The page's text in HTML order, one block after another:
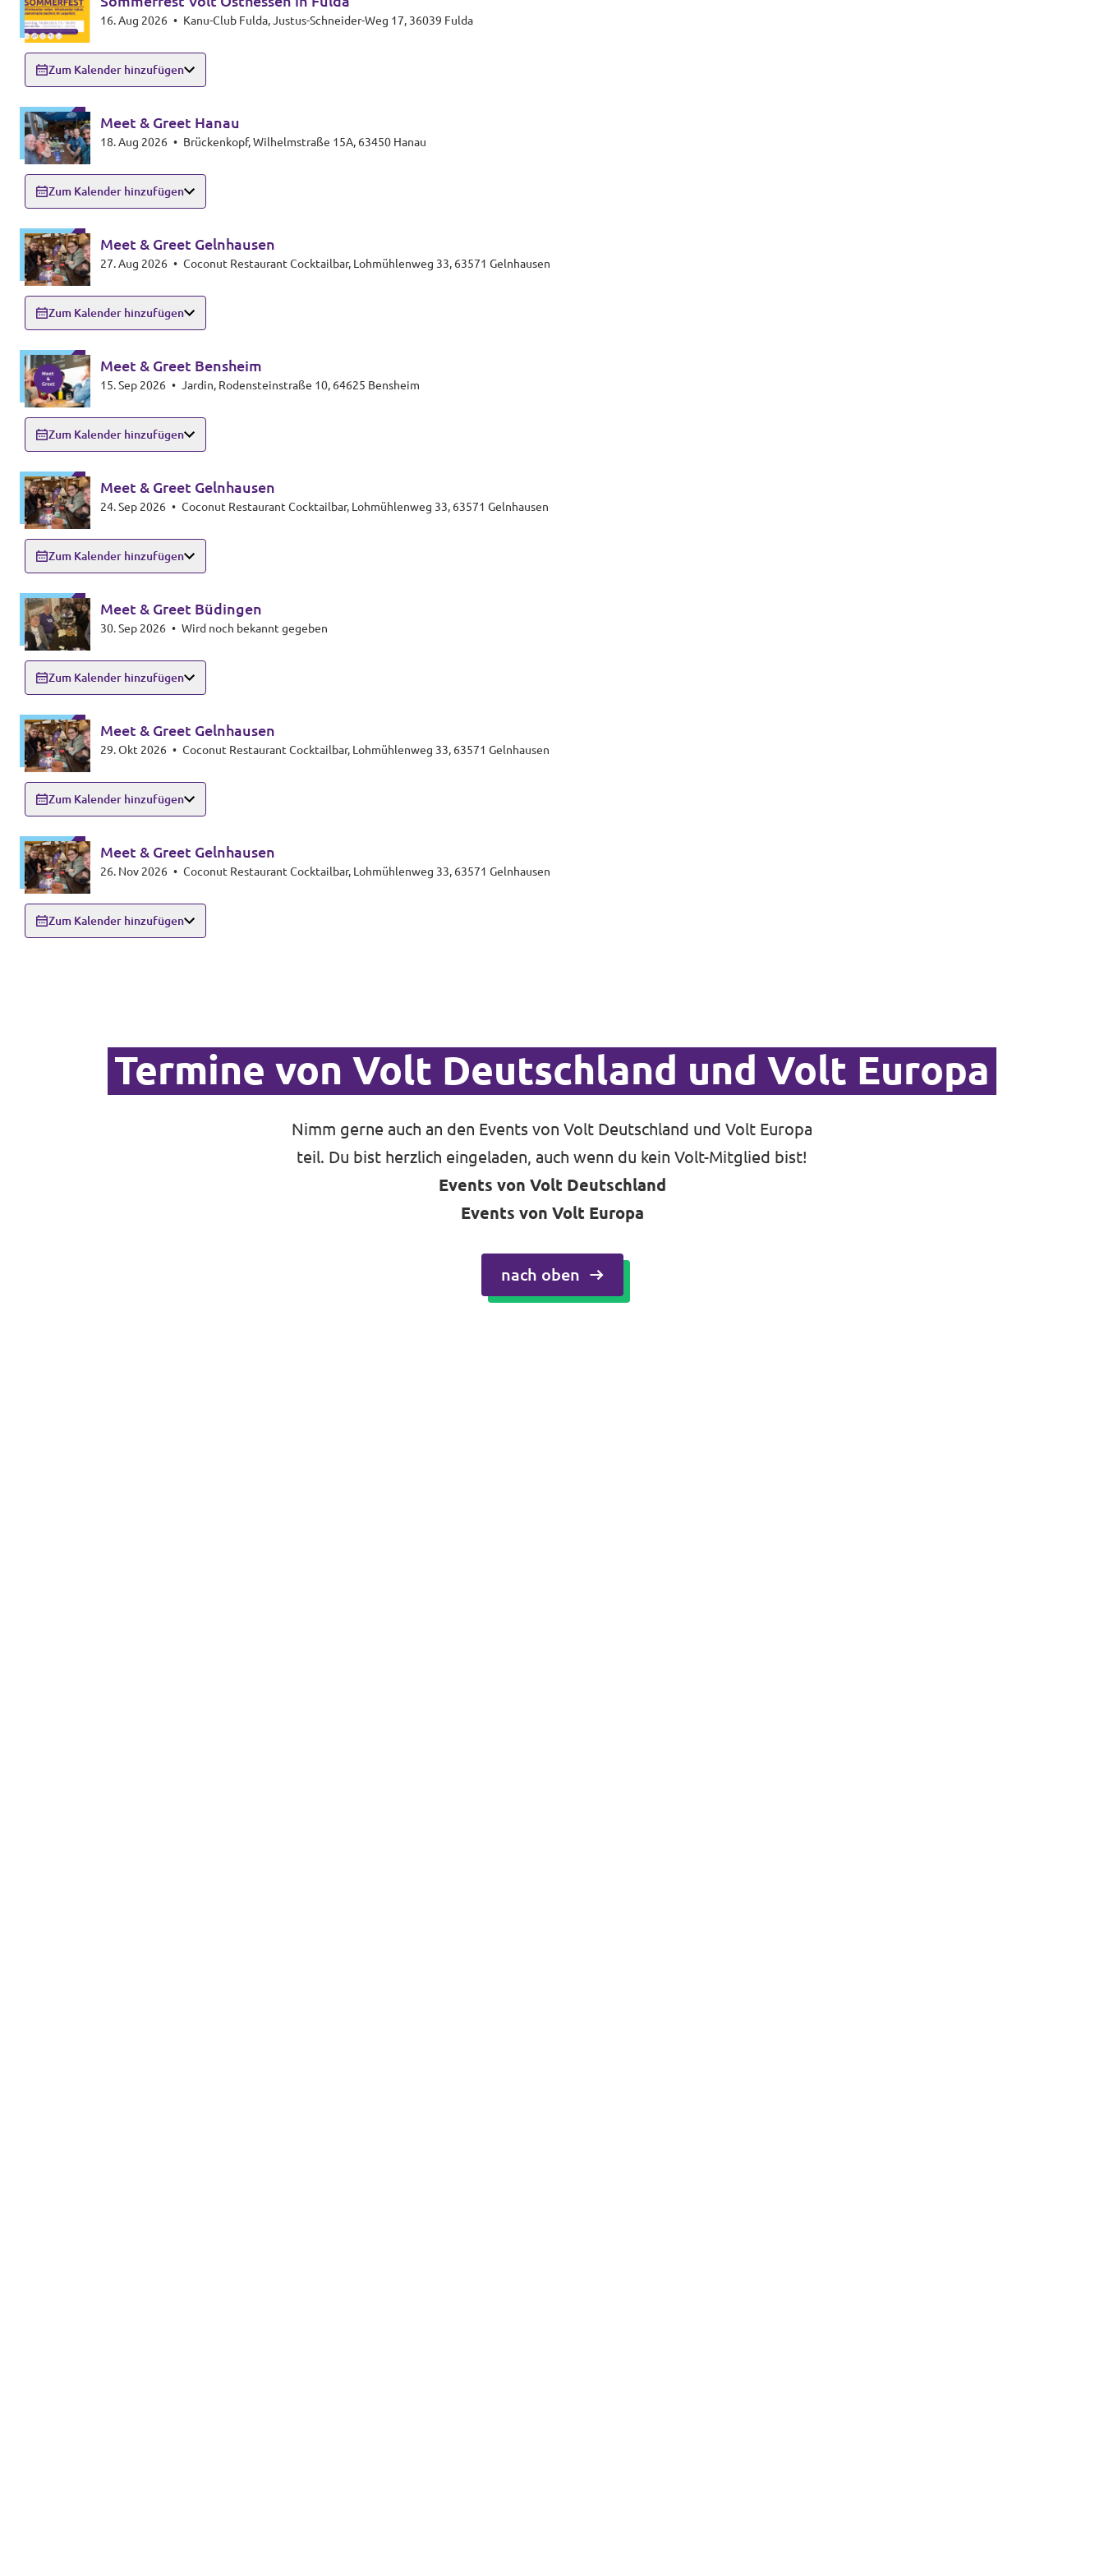
Volt Deutschland Merchandise Shop
Unsere Events
Kommunalwahl 2026
Mache bei uns mit!
Deine Spende für Volt!
Leichte Sprache
Jobs bei Volt Hessen
Volt vor Ort in Hessen
Transparenz
Datenschutz
Impressum
Kontakt
16. Aug 2026 • Kanu-Club Fulda, Justus-Schneider-Weg 17, 36039 Fulda
Zum Kalender hinzufügen
Meet & Greet Hanau
18. Aug 2026 • Brückenkopf, Wilhelmstraße 15A, 63450 Hanau
Zum Kalender hinzufügen
Meet & Greet Gelnhausen
27. Aug 2026 • Coconut Restaurant Cocktailbar, Lohmühlenweg 33, 63571 Gelnhausen
Zum Kalender hinzufügen
Meet & Greet Bensheim
15. Sep 2026 • Jardin, Rodensteinstraße 10, 64625 Bensheim
Zum Kalender hinzufügen
Meet & Greet Gelnhausen
24. Sep 2026 • Coconut Restaurant Cocktailbar, Lohmühlenweg 33, 63571 Gelnhausen
Zum Kalender hinzufügen
Meet & Greet Büdingen
30. Sep 2026 • Wird noch bekannt gegeben
Zum Kalender hinzufügen
Meet & Greet Gelnhausen
29. Okt 2026 • Coconut Restaurant Cocktailbar, Lohmühlenweg 33, 63571 Gelnhausen
Zum Kalender hinzufügen
Meet & Greet Gelnhausen
26. Nov 2026 • Coconut Restaurant Cocktailbar, Lohmühlenweg 33, 63571 Gelnhausen
Zum Kalender hinzufügen
Termine von Volt Deutschland und Volt Europa
Nimm gerne auch an den Events von Volt Deutschland und Volt Europa
teil. Du bist herzlich eingeladen, auch wenn du kein Volt-Mitglied bist!
Events von Volt Deutschland
Events von Volt Europa
nach oben